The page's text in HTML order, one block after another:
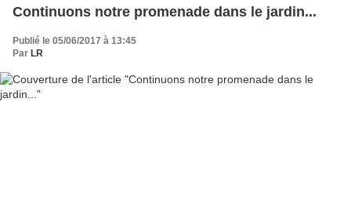
Continuons notre promenade dans le jardin...
Publié le 05/06/2017 à 13:45
Par LR